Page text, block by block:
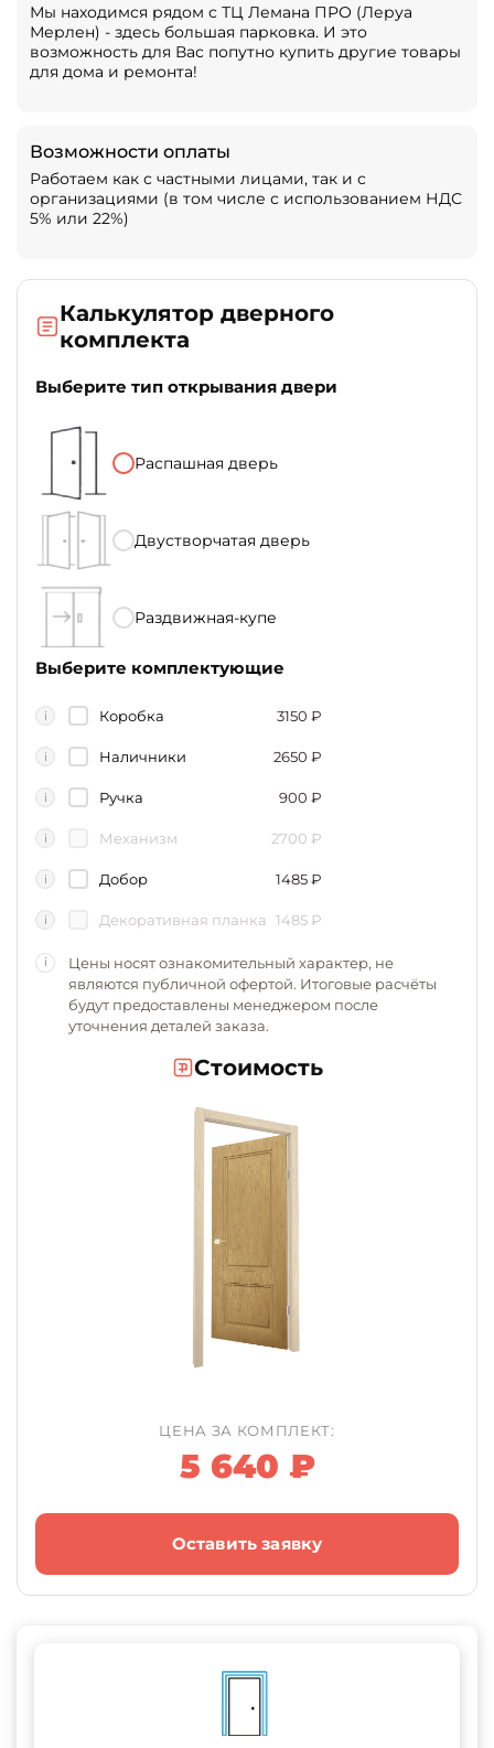
Мы находимся рядом с ТЦ Лемана ПРО (Леруа
Мерлен) - здесь большая парковка. И это
возможность для Вас попутно купить другие товары
для дома и ремонта!
Возможности оплаты
Работаем как с частными лицами, так и с
организациями (в том числе с использованием НДС
5% или 22%)
Калькулятор дверного
комплекта
Выберите тип открывания двери
Распашная дверь
Двустворчатая дверь
Раздвижная-купе
Выберите комплектующие
i Коробка 3150 ₽
i Наличники 2650 ₽
i Ручка 900 ₽
i Механизм 2700 ₽
i Добор 1485₽
i Декоративная планка 1485 ₽
i
Цены носят ознакомительный характер, не
являются публичной офертой. Итоговые расчёты
будут предоставлены менеджером после
уточнения деталей заказа.
Стоимость
ЦЕНА ЗА КОМПЛЕКТ:
5 640 ₽
Оставить заявку